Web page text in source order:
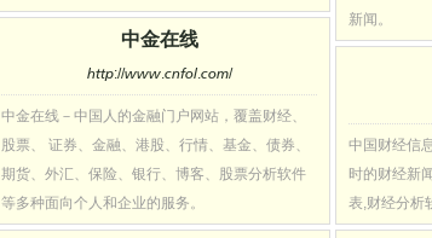
新闻。
中金在线
http://www.cnfol.com/
中金在线－中国人的金融门户网站，覆盖财经、
股票、 证券、金融、港股、行情、基金、债券、
期货、外汇、保险、银行、博客、股票分析软件
等多种面向个人和企业的服务。
中国财经信
时的财经新
表,财经分析